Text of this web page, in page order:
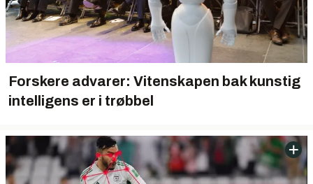
Forskere advarer: Vitenskapen bak kunstig
intelligens er i trøbbel